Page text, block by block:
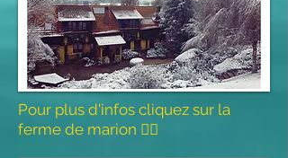
Pour plus d'infos cliquez sur la
ferme de marion 👇🏻